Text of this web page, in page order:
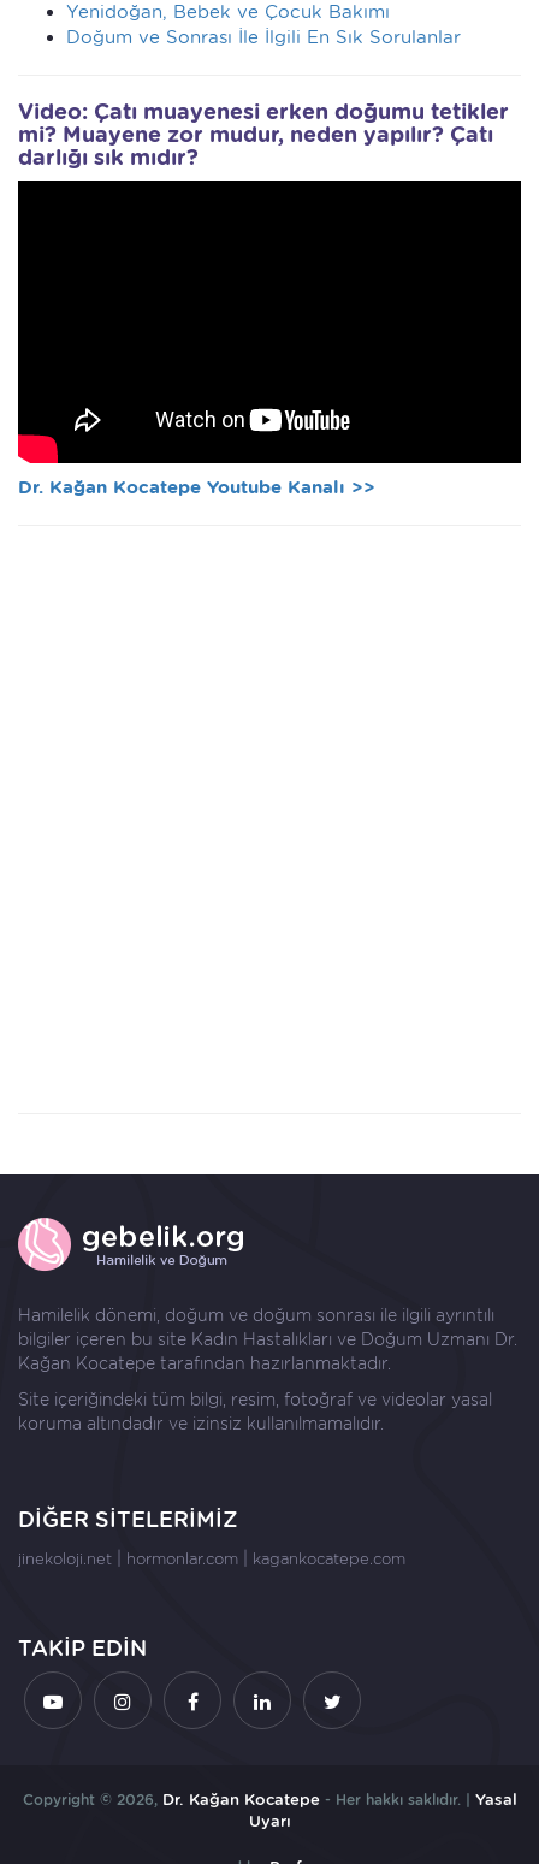
Yenidoğan, Bebek ve Çocuk Bakımı
Doğum ve Sonrası İle İlgili En Sık Sorulanlar
Video: Çatı muayenesi erken doğumu tetikler
mi? Muayene zor mudur, neden yapılır? Çatı
darlığı sık mıdır?
Dr. Kağan Kocatepe Youtube Kanalı >>
Hamilelik dönemi, doğum ve doğum sonrası ile ilgili ayrıntılı
bilgiler içeren bu site Kadın Hastalıkları ve Doğum Uzmanı Dr.
Kağan Kocatepe tarafından hazırlanmaktadır.
Site içeriğindeki tüm bilgi, resim, fotoğraf ve videolar yasal
koruma altındadır ve izinsiz kullanılmamalıdır.
DİĞER SİTELERİMİZ
jinekoloji.net hormonlar.com kagankocatepe.com
TAKİP EDİN
Copyright © 2026, Dr. Kağan Kocatepe- Her hakkı saklıdır. | Yasal
Uyarı